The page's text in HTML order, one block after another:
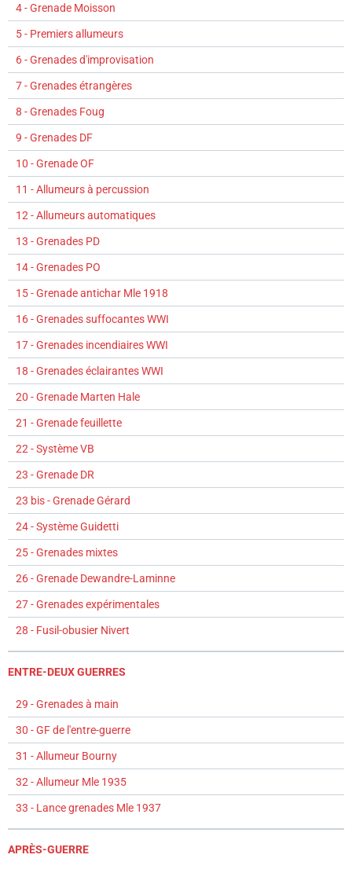
4 - Grenade Moisson
5 - Premiers allumeurs
6 - Grenades d'improvisation
7 - Grenades étrangères
8 - Grenades Foug
9 - Grenades DF
10 - Grenade OF
11 - Allumeurs à percussion
12 - Allumeurs automatiques
13 - Grenades PD
14 - Grenades PO
15 - Grenade antichar Mle 1918
16 - Grenades suffocantes WWI
17 - Grenades incendiaires WWI
18 - Grenades éclairantes WWI
20 - Grenade Marten Hale
21 - Grenade feuillette
22 - Système VB
23 - Grenade DR
23 bis - Grenade Gérard
24 - Système Guidetti
25 - Grenades mixtes
26 - Grenade Dewandre-Laminne
27 - Grenades expérimentales
28 - Fusil-obusier Nivert
ENTRE-DEUX GUERRES
29 - Grenades à main
30 - GF de l'entre-guerre
31 - Allumeur Bourny
32 - Allumeur Mle 1935
33 - Lance grenades Mle 1937
APRÈS-GUERRE